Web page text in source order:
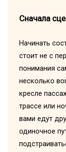
Сначала
Начинать
стоит не с
понимания
несколько
кресле
трассе или
вами едут
одиночное